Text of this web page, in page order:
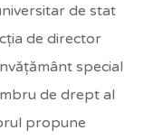
de stat
de director
special
de drept al
propune